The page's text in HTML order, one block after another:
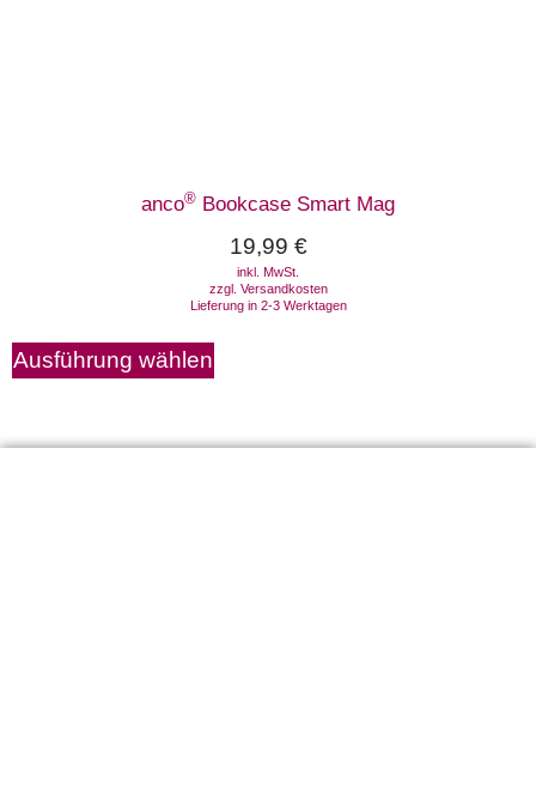
anco® Bookcase Smart Mag
19,99 €
inkl. MwSt.
zzgl. Versandkosten
Lieferung in 2-3 Werktagen
Ausführung wählen